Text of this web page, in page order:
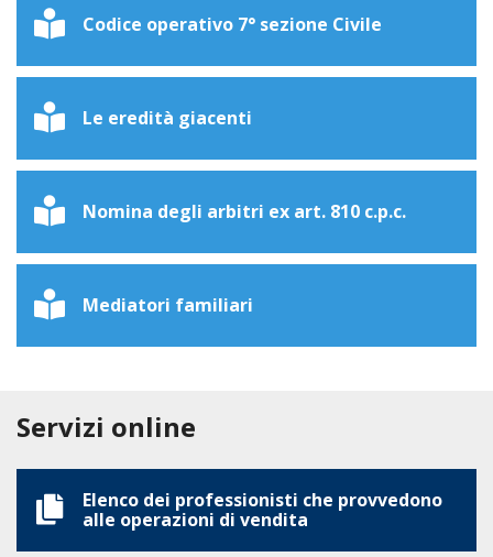
Codice operativo 7° sezione Civile
Le eredità giacenti
Nomina degli arbitri ex art. 810 c.p.c.
Mediatori familiari
Servizi online
Elenco dei professionisti che provvedono
alle operazioni di vendita